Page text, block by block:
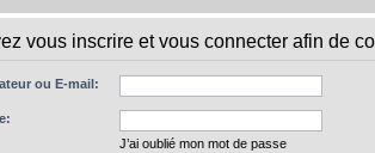
vous inscrire et vous connecter afin de
ou E-mail:
J’ai oublié mon mot de passe